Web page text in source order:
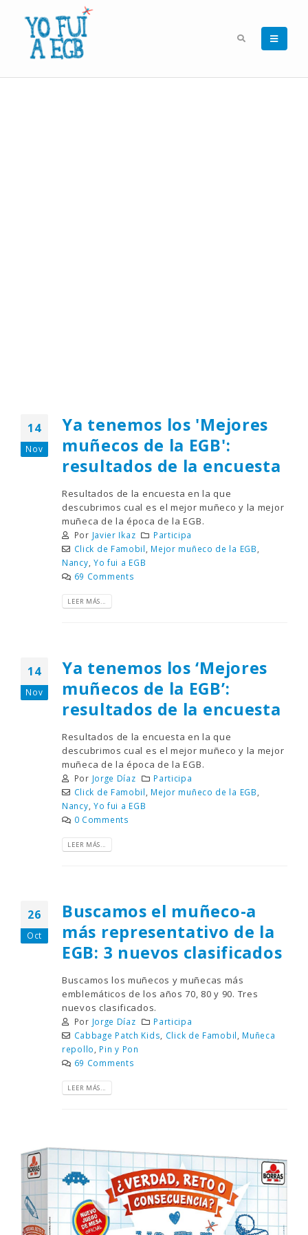
14
Nov
Ya tenemos los 'Mejores
muñecos de la EGB':
resultados de la encuesta
Resultados de la encuesta en la que
descubrimos cual es el mejor muñeco y la mejor
muñeca de la época de la EGB.
Por Javier Ikaz
Participa
Click de Famobil
Mejor muñeco de la EGB
Nancy Yo fui a EGB
69 Comments
LEER MÁS...
14
Nov
Ya tenemos los ‘Mejores
muñecos de la EGB’:
resultados de la encuesta
Resultados de la encuesta en la que
descubrimos cual es el mejor muñeco y la mejor
muñeca de la época de la EGB.
Por Jorge Díaz
Participa
Click de Famobil
Mejor muñeco de la EGB
Nancy Yo fui a EGB
0 Comments
LEER MÁS...
26
Oct
Buscamos el muñeco-a
más representativo de la
EGB: 3 nuevos clasificados
Buscamos los muñecos y muñecas más
emblemáticos de los años 70, 80 y 90. Tres
nuevos clasificados.
Por Jorge Díaz
Participa
Cabbage Patch Kids
Click de Famobil
Muñeca
repollo
Pin y Pon
69 Comments
LEER MÁS...